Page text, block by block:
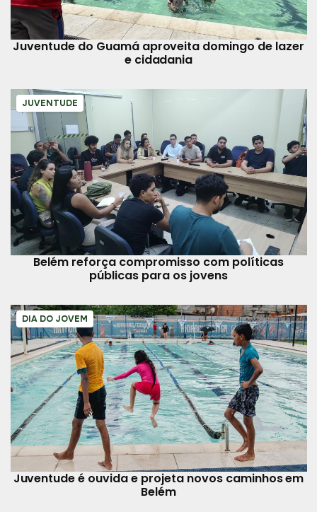
Juventude do Guamá aproveita domingo de lazer
e cidadania
JUVENTUDE
Belém reforça compromisso com políticas
públicas para os jovens
DIA DO JOVEM
Juventude é ouvida e projeta novos caminhos em
Belém